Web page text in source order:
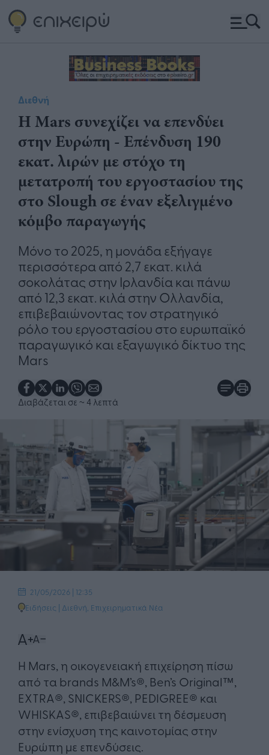
Διεθνή
Η Mars συνεχίζει να επενδύει
στην Ευρώπη - Επένδυση 190
εκατ. λιρών με στόχο τη
μετατροπή του εργοστασίου της
στο Slough σε έναν εξελιγμένο
κόμβο παραγωγής
Μόνο το 2025, η μονάδα εξήγαγε
περισσότερα από 2,7 εκατ. κιλά
σοκολάτας στην Ιρλανδία και πάνω
από 12,3 εκατ. κιλά στην Ολλανδία,
επιβεβαιώνοντας τον στρατηγικό
ρόλο του εργοστασίου στο ευρωπαϊκό
παραγωγικό και εξαγωγικό δίκτυο της
Mars
Διαβάζεται σε ~ 4 λεπτά
21/05/2026 | 12:35
Ειδήσεις | Διεθνή Επιχειρηματικά Νέα
Η Mars, η οικογενειακή επιχείρηση πίσω
από τα brands M&M’s®, Ben’s Original™,
EXTRA®, SNICKERS®, PEDIGREE® και
WHISKAS®, επιβεβαιώνει τη δέσμευση
στην ενίσχυση της καινοτομίας στην
Ευρώπη με επενδύσεις.